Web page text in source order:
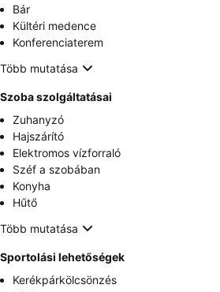
Bár
Kültéri medence
Konferenciaterem
Több mutatása
Szoba szolgáltatásai
Zuhanyzó
Hajszárító
Elektromos vízforraló
Széf a szobában
Konyha
Hűtő
Több mutatása
Sportolási lehetőségek
Kerékpárkölcsönzés